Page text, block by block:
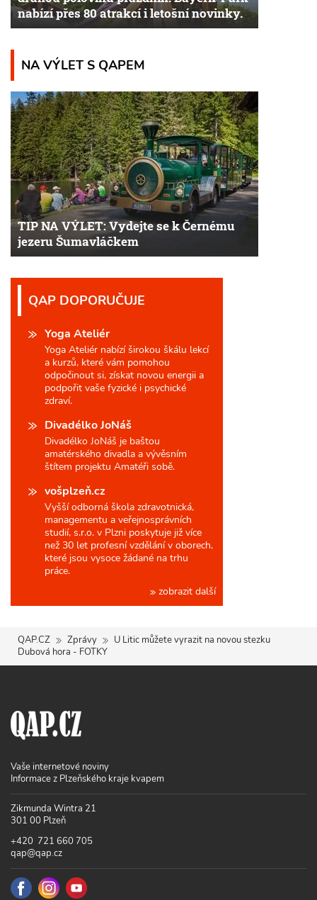
nabízí přes 80 atrakcí i letošní novinky.
NA VÝLET S QAPEM
TIP NA VÝLET: Vydejte se k Černému
jezeru Šumavláčkem
QAP DOPORUČUJE
Yoga Ateliér
Yoga Ateliér nabízí širokou škálu lekcí
a kurzů, které vám pomohou
odpočinout si, získat novou energii a
podpořit vaše fyzické i psychické
zdraví.
Divadélko JoNáš
Divadélko JoNáš je baštou
amatérského divadla a vývěsním
štítem projektu Amatéři sobě.
vošplzeň.cz
Vyšší odborná škola zdravotnická,
managementu a veřejnosprávních
studií, s.r.o. v Plzni poskytuje již více
než 30 let profesní vzdělání v oborech,
které jsou vysoce žádané na trhu
práce.
zobrazit další
QAP.CZ Zprávy
U Litic můžete vyrazit na novou stezku
Dubová hora - FOTKY
Vaše internetové noviny
Informace z Plzeňského kraje kvapem
Zikmunda Wintra 21
301 00 Plzeň
+420 721 660 705
qap@qap.cz